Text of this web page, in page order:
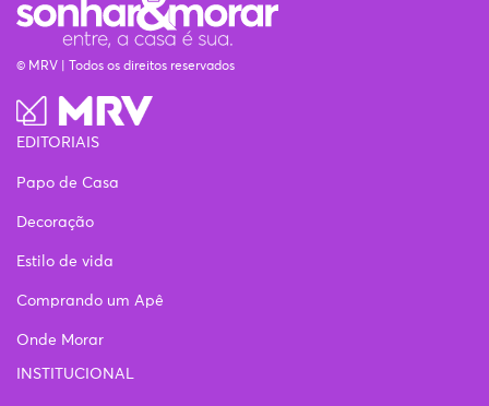
© MRV | Todos os direitos reservados
EDITORIAIS
Papo de Casa
Decoração
Estilo de vida
Comprando um Apê
Onde Morar
INSTITUCIONAL